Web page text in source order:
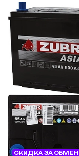
СКИДКА ЗА ОБМЕН